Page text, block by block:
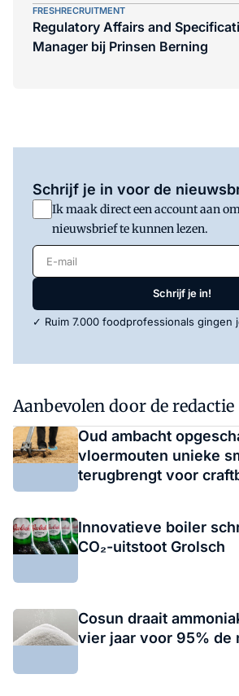
FRESHRECRUITMENT
Regulatory Affairs and
Manager bij Prinsen Berning
Schrijf je in voor de
Ik maak direct een account aan
nieuwsbrief te kunnen lezen.
E-mail
Schrijf je in!
✓ Ruim 7.000 foodprofessionals gingen
Aanbevolen door de redactie
Oud ambacht
vloermouten unieke
terugbrengt voor
Innovatieve boiler
CO₂-uitstoot Grolsch
Cosun draait
vier jaar voor 95% de